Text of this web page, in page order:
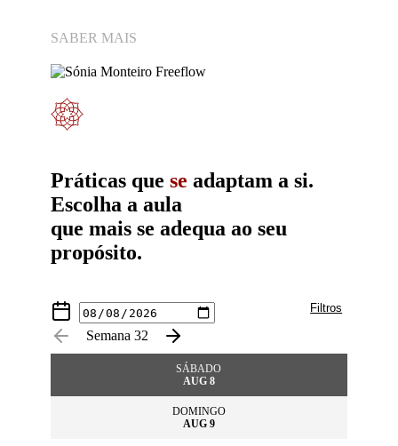
SABER MAIS
Práticas que se adaptam a si.
Escolha a aula
que mais se adequa ao seu
propósito.
Filtros
Semana 32
SÁBADO
AUG 8
DOMINGO
AUG 9